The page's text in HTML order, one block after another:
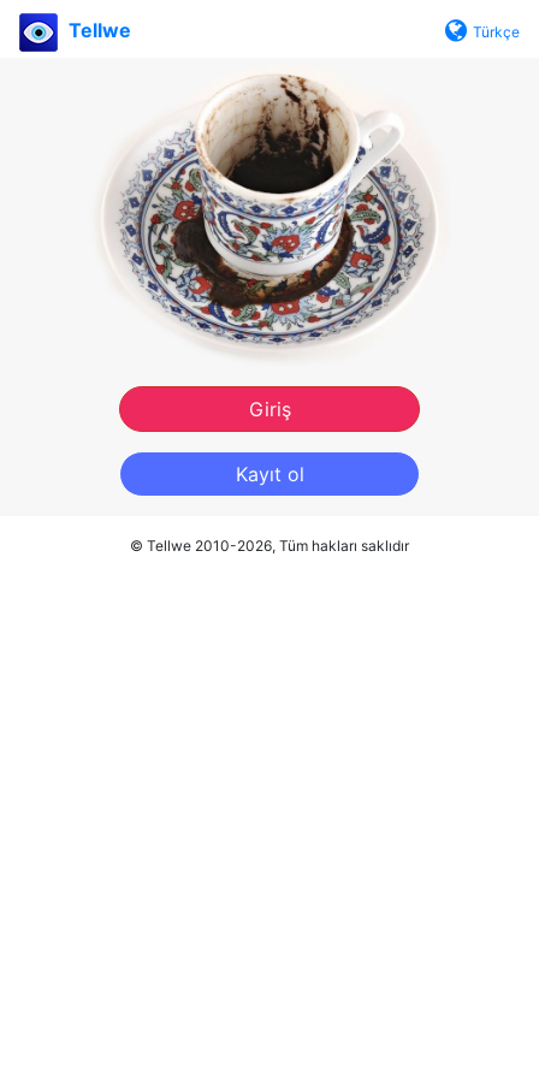
Tellwe Türkçe
Giriş
Kayıt ol
© Tellwe 2010-2026, Tüm hakları saklıdır